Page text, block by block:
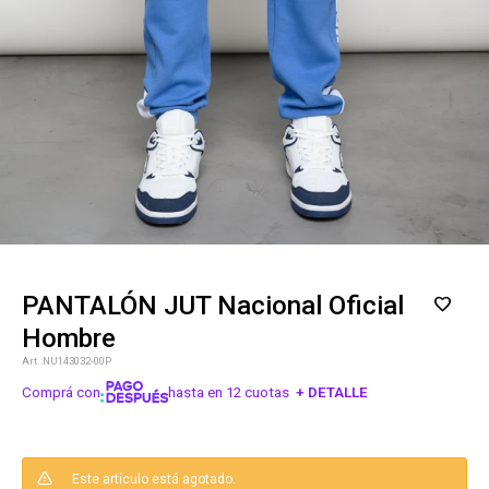
PANTALÓN JUT Nacional Oficial
Hombre
NU143032-00P
Comprá con hasta en 12 cuotas + DETALLE
Este artículo está agotado.